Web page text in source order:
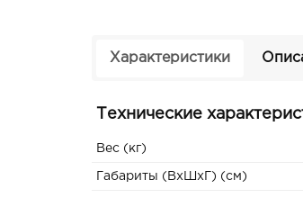
Характеристики
Технические
Вес (кг)
Габариты (ВxШxГ) (см)